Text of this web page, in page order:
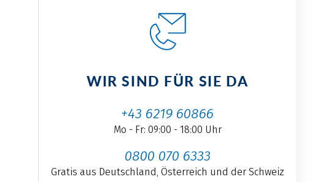
WIR SIND FÜR SIE DA
+43 6219 60866
Mo - Fr: 09:00 - 18:00 Uhr
0800 070 6333
Gratis aus Deutschland, Österreich und der Schweiz